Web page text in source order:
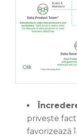
privește
favorizează